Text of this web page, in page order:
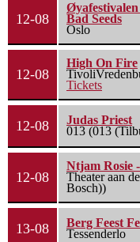
12-08
Bad Seeds
Oslo
12-08
High On Fire
Tickets
12-08
Judas Priest
013 (013
12-08
Ntjam Rosie
Theater aan
Bosch))
13-08
Berg Feest
Tessenderlo